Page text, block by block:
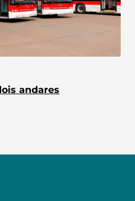
andares